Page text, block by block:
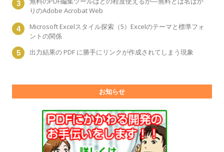
りのAdobe Acrobat Web
Microsoft Excelスタイル探索（5）Excelのテーマと標準フォ
ントの関係
出力結果の PDF に勝手にリンクが作成されてしまう現象
お知らせ